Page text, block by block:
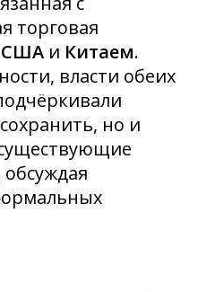
торговая
США и Китаем.
власти обеих
но и